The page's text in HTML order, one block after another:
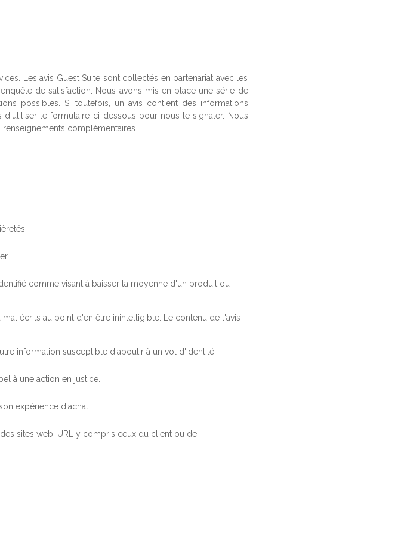
Les avis Guest Suite sont collectés en partenariat avec les
de satisfaction. Nous avons mis en place une série de
possibles. Si toutefois, un avis contient des informations
le formulaire ci-dessous pour nous le signaler. Nous
complémentaires.
comme visant à baisser la moyenne d'un produit ou
écrits au point d'en être inintelligible. Le contenu de l'avis
information susceptible d'aboutir à un vol d'identité.
à une action en justice.
expérience d'achat.
sites web, URL y compris ceux du client ou de